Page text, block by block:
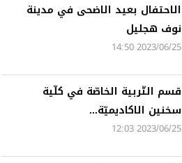
الاحتفال بعيد الاضحى في مدينة
نوف هجليل
2023/06/25 14:50
قسم التّربية الخاصّة في كلّية
سخنين الاكاديميّة...
2023/06/25 12:03